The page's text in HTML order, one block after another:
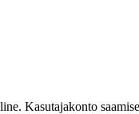
Kasutajakonto